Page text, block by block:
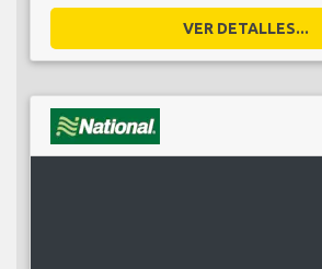
VER DETALLES...